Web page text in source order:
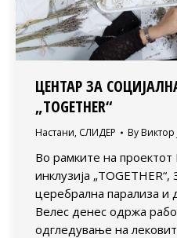
ЦЕНТАР ЗА
„TOGETHER“
Настани, СЛИДЕР By Виктор
Во рамките на проектот
инклузија
церебрална парализа и
Велес денес одржа
одгледување на